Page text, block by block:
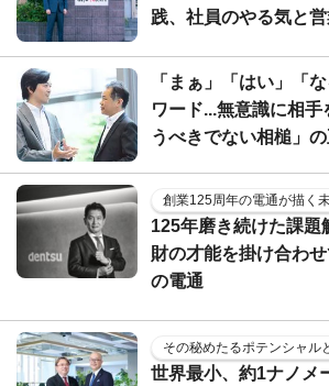
践、社員のやる気と営
「まぁ」「はい」「
ワード...無意識に相
うべきでない相槌」
創業125周年の電通が描く
125年磨き続けた課題
財の才能を掛け合わ
の電通
その秘めたるポテンシャル
世界最小、約1ナノメ